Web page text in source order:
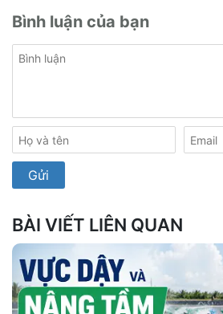
Bình luận của bạn
BÀI VIẾT LIÊN QUAN